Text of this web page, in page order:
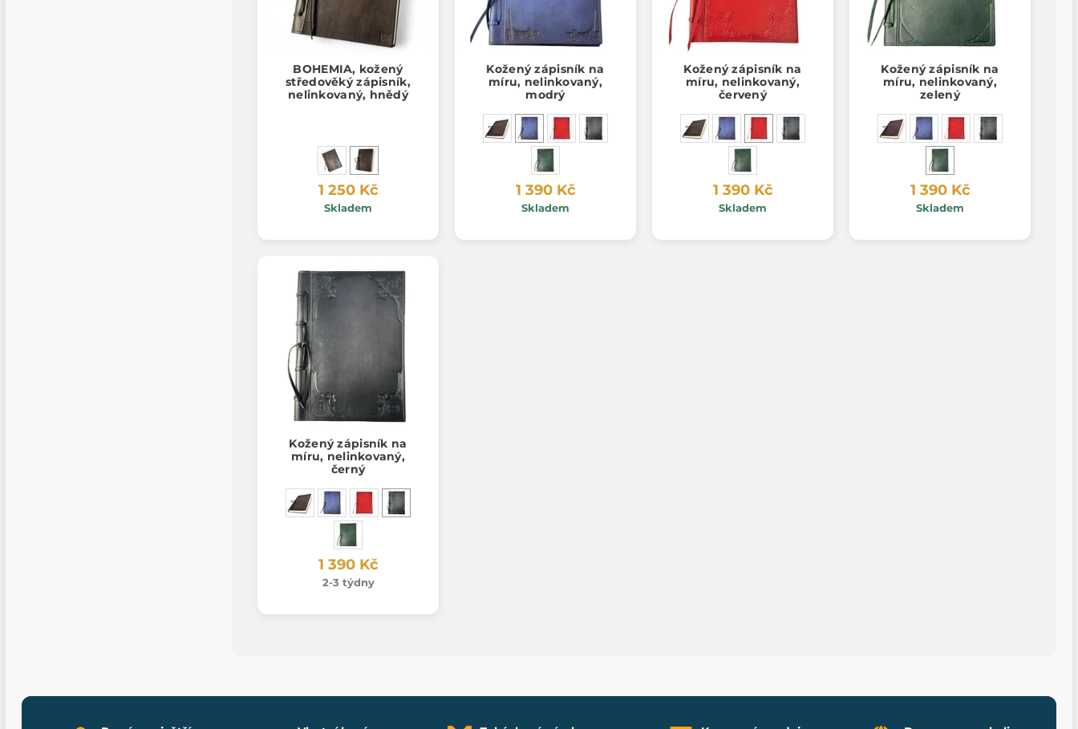
BOHEMIA, kožený
středověký zápisník,
nelinkovaný, hnědý
1 250 Kč
Skladem
Kožený zápisník na
míru, nelinkovaný,
modrý
1 390 Kč
Skladem
Kožený zápisník na
míru, nelinkovaný,
červený
1 390 Kč
Skladem
Kožený zápisník na
míru, nelinkovaný,
zelený
1 390 Kč
Skladem
Kožený zápisník na
míru, nelinkovaný,
černý
1 390 Kč
2-3 týdny